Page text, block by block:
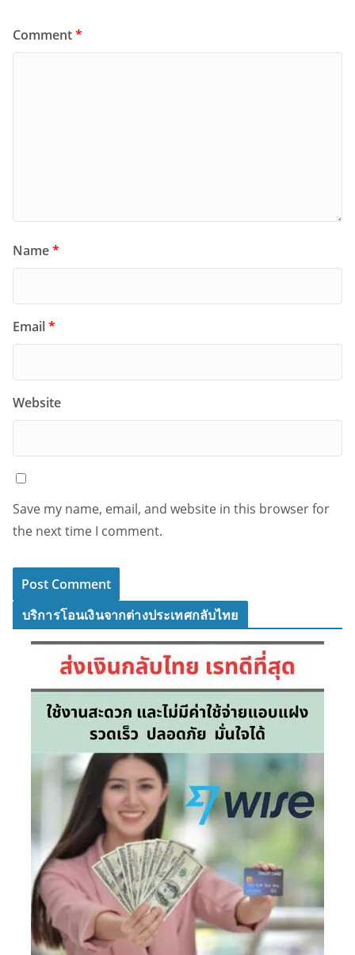
Comment*
Name*
Email*
Website
Save my name, email, and website in this browser for
the next time I comment.
บริการโอนเงินจากต่างประเทศกลับไทย